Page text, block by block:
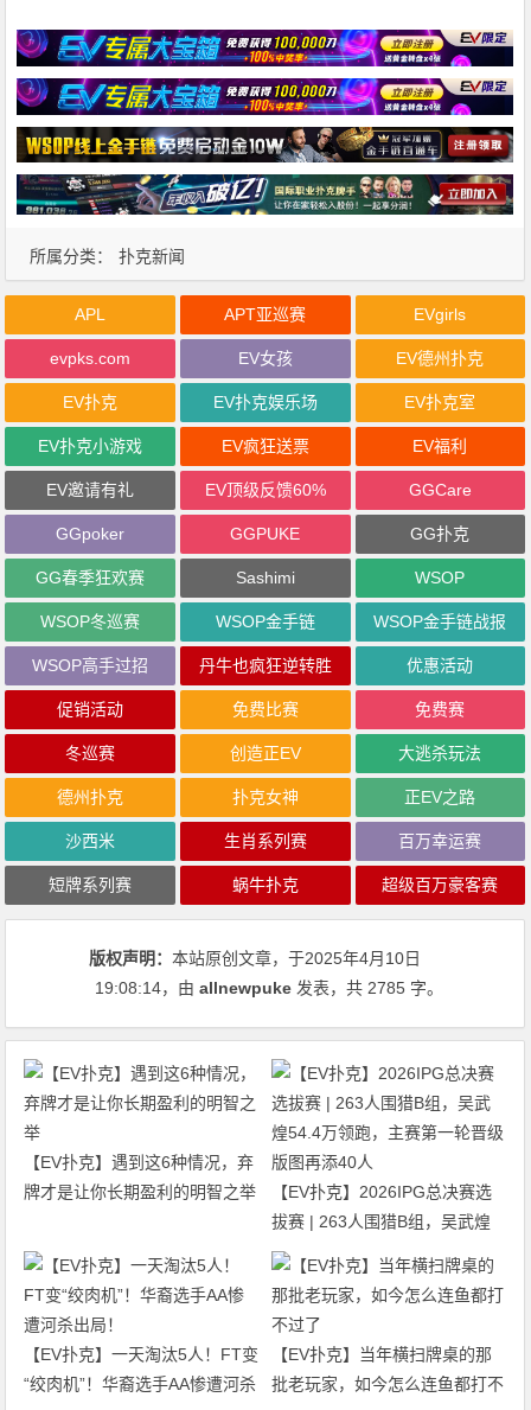
所属分类： 扑克新闻
APL APT亚巡赛 EVgirls
evpks.com EV女孩 EV德州扑克
EV扑克 EV扑克娱乐场 EV扑克室
EV扑克小游戏 EV疯狂送票 EV福利
EV邀请有礼 EV顶级反馈60% GGCare
GGpoker GGPUKE GG扑克
GG春季狂欢赛 Sashimi WSOP
WSOP冬巡赛 WSOP金手链 WSOP金手链战报
WSOP高手过招 丹牛也疯狂逆转胜 优惠活动
促销活动 免费比赛 免费赛
冬巡赛 创造正EV 大逃杀玩法
德州扑克 扑克女神 正EV之路
沙西米 生肖系列赛 百万幸运赛
短牌系列赛 蜗牛扑克 超级百万豪客赛
版权声明：本站原创文章，于2025年4月10日
19:08:14，由allnewpuke 发表，共 2785 字。
【EV扑克】遇到这6种情况，弃
牌才是让你长期盈利的明智之举
【EV扑克】2026IPG总决赛选
拔赛 | 263人围猎B组，吴武煌
54.4万领跑，主赛第一轮晋级版
【EV扑克】一天淘汰5人！FT变
“绞肉机”！华裔选手AA惨遭河杀
【EV扑克】当年横扫牌桌的那
批老玩家，如今怎么连鱼都打不